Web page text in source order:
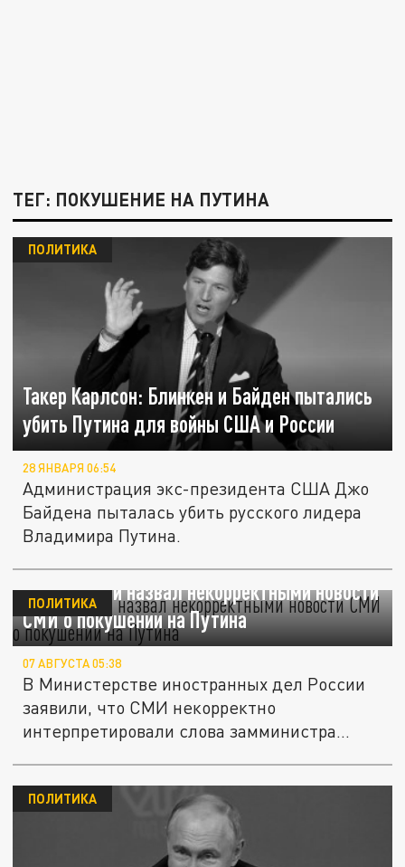
ТЕГ: ПОКУШЕНИЕ НА ПУТИНА
Такер Карлсон: Блинкен и Байден пытались
убить Путина для войны США и России
ПОЛИТИКА
28 ЯНВАРЯ 06:54
Администрация экс-президента США Джо
Байдена пыталась убить русского лидера
Владимира Путина.
МИД России назвал некорректными новости
СМИ о покушении на Путина
ПОЛИТИКА
07 АВГУСТА 05:38
В Министерстве иностранных дел России
заявили, что СМИ некорректно
интерпретировали слова замминистра...
ПОЛИТИКА